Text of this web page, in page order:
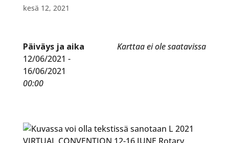
kesä 12, 2021
Karttaa ei ole saatavissa
Päiväys ja aika
12/06/2021 -
16/06/2021
00:00